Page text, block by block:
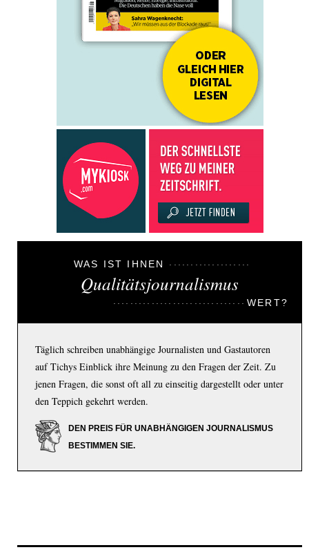
WAS IST IHNEN
Qualitätsjournalismus
WERT?
Täglich schreiben unabhängige Journalisten und Gastautoren
auf Tichys Einblick ihre Meinung zu den Fragen der Zeit. Zu
jenen Fragen, die sonst oft all zu einseitig dargestellt oder unter
den Teppich gekehrt werden.
DEN PREIS FÜR UNABHÄNGIGEN JOURNALISMUS
BESTIMMEN SIE.